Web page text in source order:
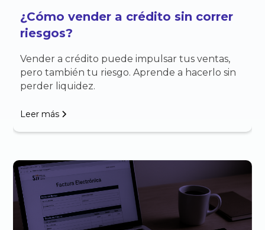
¿Cómo vender a crédito sin correr
riesgos?
Vender a crédito puede impulsar tus ventas,
pero también tu riesgo. Aprende a hacerlo sin
perder liquidez.
Leer más